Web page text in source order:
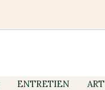
ENTRETIEN ART